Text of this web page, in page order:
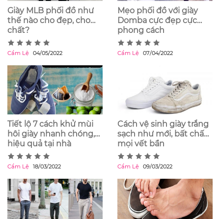
Giày MLB phối đồ như
thế nào cho đẹp, cho
chất?
Cẩm Lệ 04/05/2022
Mẹo phối đồ với giày
Domba cực đẹp cực
phong cách
Cẩm Lệ 07/04/2022
Tiết lộ 7 cách khử mùi
hôi giày nhanh chóng,
hiệu quả tại nhà
Cẩm Lệ 18/03/2022
Cách vệ sinh giày trắng
sạch như mới, bất chấp
mọi vết bẩn
Cẩm Lệ 09/03/2022